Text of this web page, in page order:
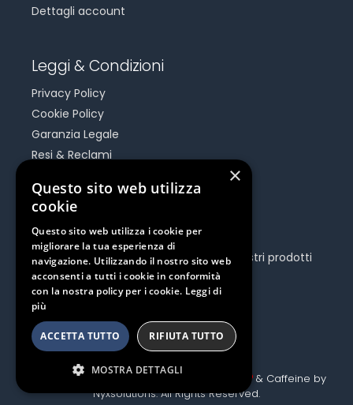
Dettagli account
Leggi & Condizioni
Privacy Policy
Cookie Policy
Garanzia Legale
Resi & Reclami
Be Social
Seguici e rimani aggiornato su tutti i nostri prodotti
e iniziative.
Copyright Canoashop 2020 © Made with
& Caffeine by
Nyxsolutions. All Rights Reserved.
×
Questo sito web utilizza
cookie
Questo sito web utilizza i cookie per
migliorare la tua esperienza di
navigazione. Utilizzando il nostro sito web
acconsenti a tutti i cookie in conformità
con la nostra policy per i cookie. Leggi di
più
ACCETTA TUTTO RIFIUTA TUTTO
MOSTRA DETTAGLI